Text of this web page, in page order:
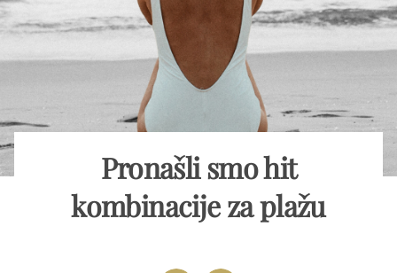
Pronašli smo hit
kombinacije za plažu